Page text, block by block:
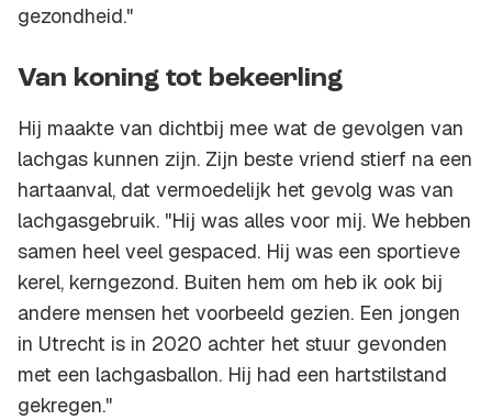
gezondheid."
Van koning tot bekeerling
Hij maakte van dichtbij mee wat de gevolgen van
lachgas kunnen zijn. Zijn beste vriend stierf na een
hartaanval, dat vermoedelijk het gevolg was van
lachgasgebruik. "Hij was alles voor mij. We hebben
samen heel veel gespaced. Hij was een sportieve
kerel, kerngezond. Buiten hem om heb ik ook bij
andere mensen het voorbeeld gezien. Een jongen
in Utrecht is in 2020 achter het stuur gevonden
met een lachgasballon. Hij had een hartstilstand
gekregen."